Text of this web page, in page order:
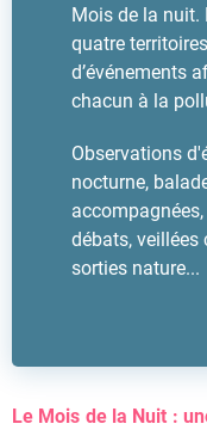
Mois de la nuit.
quatre
d’événements
chacun à la
Observations
nocturne,
débats, veillées
sorties nature...
Le Mois de la Nuit :